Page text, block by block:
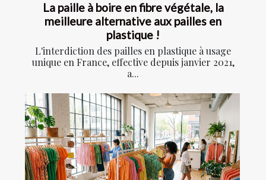
La paille à boire en fibre végétale, la
meilleure alternative aux pailles en
plastique !
L'interdiction des pailles en plastique à usage
unique en France, effective depuis janvier 2021,
a...